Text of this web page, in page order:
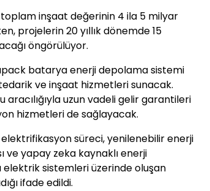
inşaat değerinin 4 ila 5 milyar
projelerin 20 yıllık dönemde 15
öngörülüyor.
batarya enerji depolama sistemi
ve inşaat hizmetleri sunacak.
uzun vadeli gelir garantileri
hizmetleri de sağlayacak.
süreci, yenilenebilir enerji
ve yapay zeka kaynaklı enerji
sistemleri üzerinde oluşan
ifade edildi.